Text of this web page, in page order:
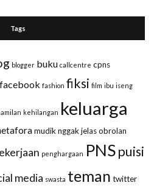
Tags
blogger buku callcentre cpns
facebook fashion fiksi film ibu iseng
kehilangan keluarga
mudiknggak jelasobrolan
penghargaan PNSpuisi
media swasta teman twitter